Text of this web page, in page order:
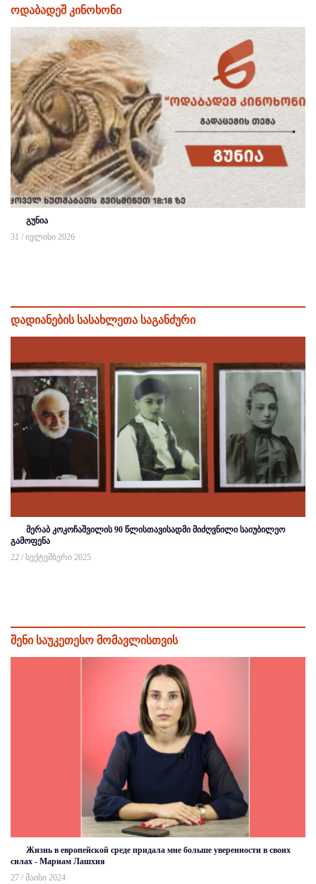
ოდაბადეშ კინოხონი
გუნია
31 / ივლისი 2026
დადიანების სასახლეთა საგანძური
მერაბ კოკოჩაშვილის 90 წლისთავისადმი მიძღვნილი საიუბილეო
გამოფენა
22 / სექტემბერი 2025
შენი საუკეთესო მომავლისთვის
Жизнь в европейской среде придала мне больше уверенности в своих
силах - Мариам Лашхия
27 / მაისი 2024